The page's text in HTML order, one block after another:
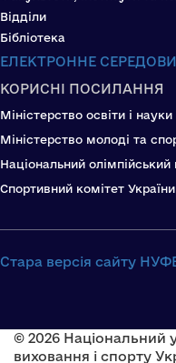
Відділи
Бібліотека
ЕЛЕКТРОННЕ
КОРИСНІ ПОСИЛАННЯ
Міністерство освіти і науки
Міністерство молоді та
Національний олімпійський
Спортивний комітет України
Стара версія сайту
© 2026 Національний
виховання і спорту